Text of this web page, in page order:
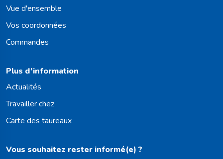
Vue d'ensemble
Vos coordonnées
Commandes
Plus d’information
Actualités
Travailler chez
Carte des taureaux
Vous souhaitez rester informé(e) ?